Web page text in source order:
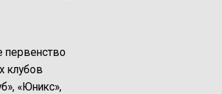
первенство
клубов
«Юникс»,